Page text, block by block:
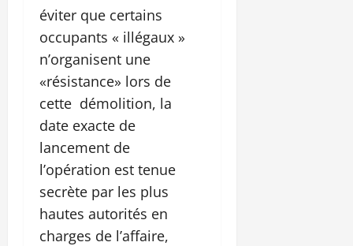
éviter que certains
occupants « illégaux »
n’organisent une
«résistance» lors de
cette démolition, la
date exacte de
lancement de
l’opération est tenue
secrète par les plus
hautes autorités en
charges de l’affaire,